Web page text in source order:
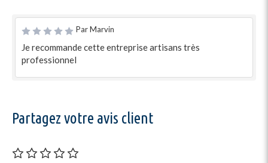
Par Marvin
Je recommande cette entreprise artisans très
professionnel
Partagez votre avis client